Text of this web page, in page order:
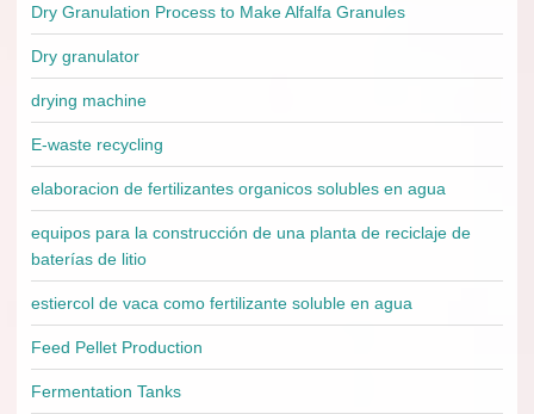
Dry Granulation Process to Make Alfalfa Granules
Dry granulator
drying machine
E-waste recycling
elaboracion de fertilizantes organicos solubles en agua
equipos para la construcción de una planta de reciclaje de
baterías de litio
estiercol de vaca como fertilizante soluble en agua
Feed Pellet Production
Fermentation Tanks